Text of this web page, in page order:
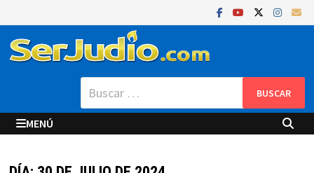
al
contenido
Buscar:
MENÚ